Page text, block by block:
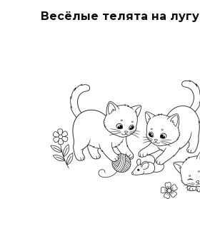
Весёлые телята на лугу